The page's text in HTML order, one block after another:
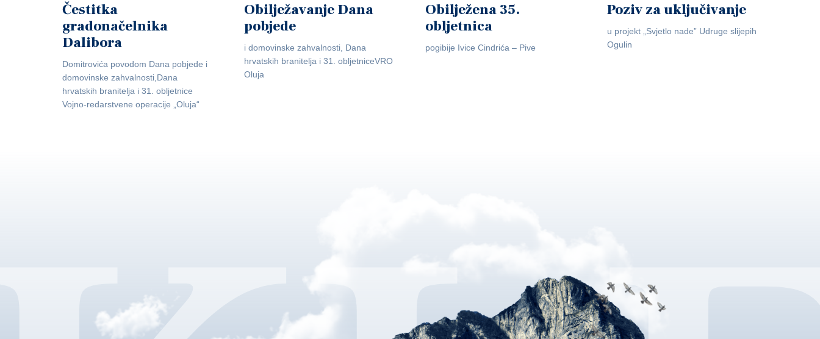
Čestitka
gradonačelnika
Dalibora
Domitrovića povodom Dana pobjede i
domovinske zahvalnosti,Dana
hrvatskih branitelja i 31. obljetnice
Vojno-redarstvene operacije „Oluja“
Obilježavanje Dana
pobjede
i domovinske zahvalnosti, Dana
hrvatskih branitelja i 31. obljetniceVRO
Oluja
Obilježena 35.
obljetnica
pogibije Ivice Cindrića – Pive
Poziv za uključivanje
u projekt „Svjetlo nade” Udruge slijepih
Ogulin